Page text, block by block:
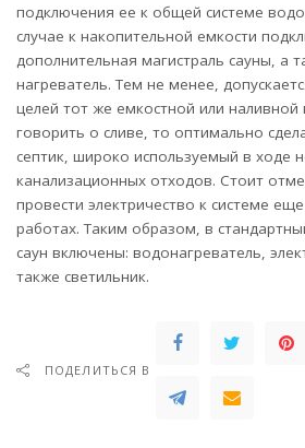
подключения ее к общей системе
случае к накопительной емкости
дополнительная магистраль сауны, а
нагреватель. Тем не менее,
целей тот же емкостной или наливной
говорить о сливе, то оптимально
септик, широко используемый в ходе
канализационных отходов. Стоит
провести электричество к системе
работах. Таким образом, в
саун включены: водонагреватель,
также светильник.
ПОДЕЛИТЬСЯ В